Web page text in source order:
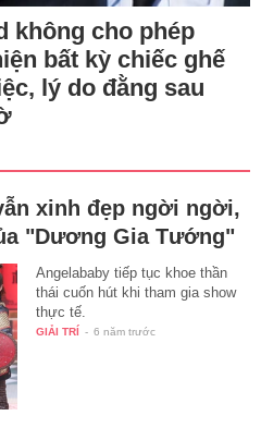
không cho phép
bất kỳ chiếc ghế
lý do đằng sau
xinh đẹp ngời ngời,
"Dương Gia Tướng"
Angelababy tiếp tục khoe thần
thái cuốn hút khi tham gia show
thực tế.
GIẢI TRÍ - 6 năm trước